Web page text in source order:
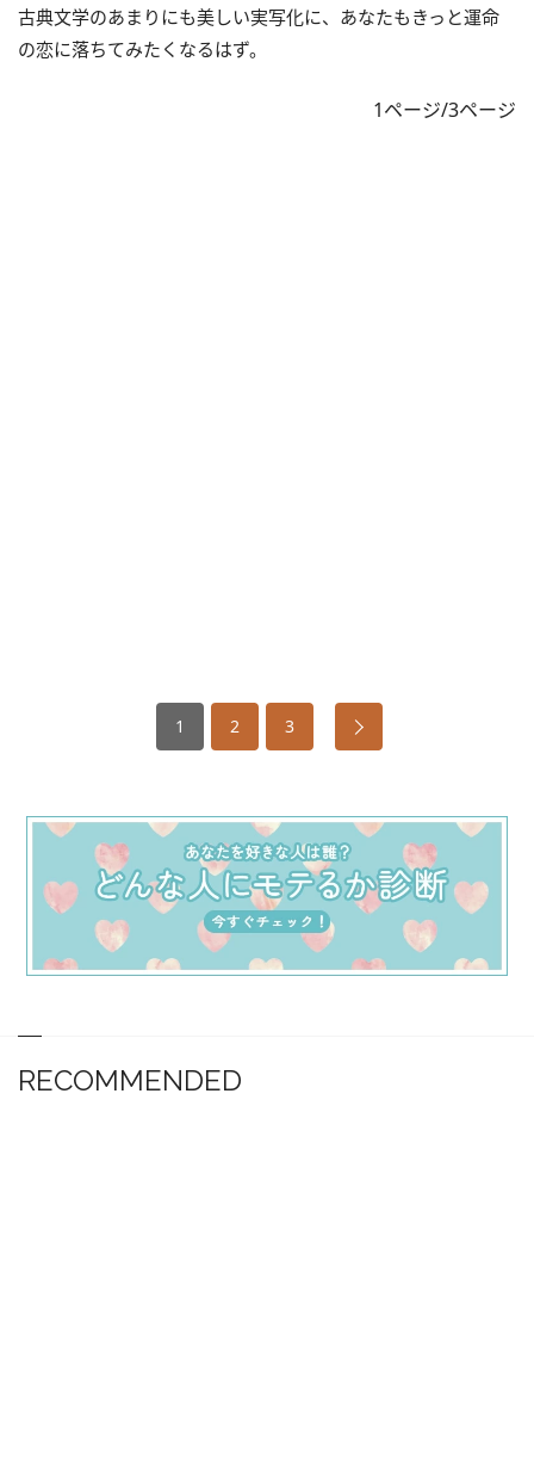
古典文学のあまりにも美しい実写化に、あなたもきっと運命
の恋に落ちてみたくなるはず。
1ページ/3ページ
1 2 3
RECOMMENDED